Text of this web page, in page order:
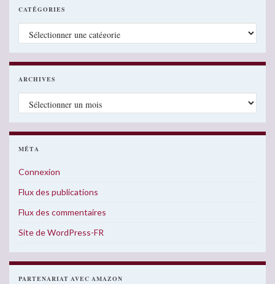
CATÉGORIES
Catégories
ARCHIVES
Archives
MÉTA
Connexion
Flux des publications
Flux des commentaires
Site de WordPress-FR
PARTENARIAT AVEC AMAZON